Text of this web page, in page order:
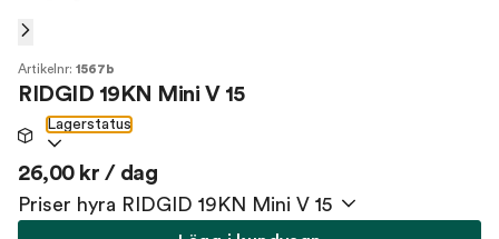
Artikelnr: 1567b
RIDGID 19KN Mini V 15
Lagerstatus
26,00 kr / dag
Priser hyra RIDGID 19KN Mini V 15